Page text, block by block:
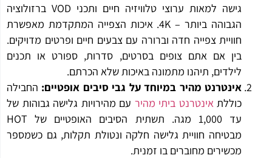
גישה למאות ערוצי טלוויזיה חיים ותכני VOD ברזולוציה
הגבוהה ביותר – 4K. איכות הצפייה המתקדמת מאפשרת
חוויית צפייה חדה וברורה עם צבעים חיים ופרטים מדויקים.
בין אם אתם צופים בסרטים, סדרות, ספורט או תכנים
לילדים, תיהנו מתמונה באיכות שלא הכרתם.
אינטרנט מהיר במיוחד על גבי סיבים אופטיים:החבילה
כוללתאינטרנט ביתי מהירעם מהירויות גלישה גבוהות של
עד 1,000 מגה. תשתית הסיבים האופטיים של HOT
מבטיחה חוויית גלישה חלקה ונטולת תקלות, גם כשמספר
מכשירים מחוברים בו זמנית.